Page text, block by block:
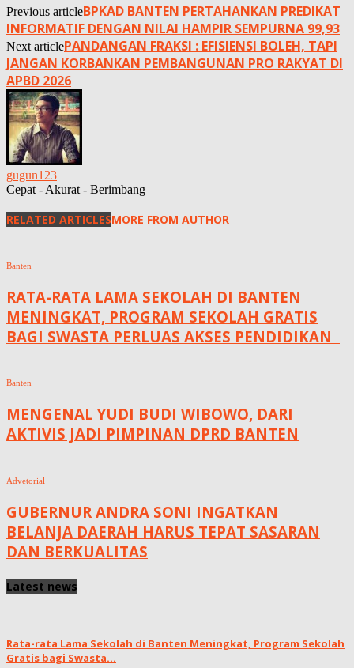
Previous articleBPKAD BANTEN PERTAHANKAN PREDIKAT
INFORMATIF DENGAN NILAI HAMPIR SEMPURNA 99,93
Next articlePANDANGAN FRAKSI : EFISIENSI BOLEH, TAPI
JANGAN KORBANKAN PEMBANGUNAN PRO RAKYAT DI
APBD 2026
gugun123
Cepat - Akurat - Berimbang
RELATED ARTICLESMORE FROM AUTHOR
Banten
RATA-RATA LAMA SEKOLAH DI BANTEN
MENINGKAT, ‎PROGRAM SEKOLAH GRATIS
BAGI SWASTA PERLUAS AKSES PENDIDIKAN ‎ ‎
Banten
MENGENAL YUDI BUDI WIBOWO, DARI
AKTIVIS JADI PIMPINAN DPRD BANTEN
Advetorial
GUBERNUR ANDRA SONI INGATKAN
BELANJA DAERAH HARUS TEPAT SASARAN
DAN BERKUALITAS
Latest news
Rata-rata Lama Sekolah di Banten Meningkat, ‎Program Sekolah
Gratis bagi Swasta...